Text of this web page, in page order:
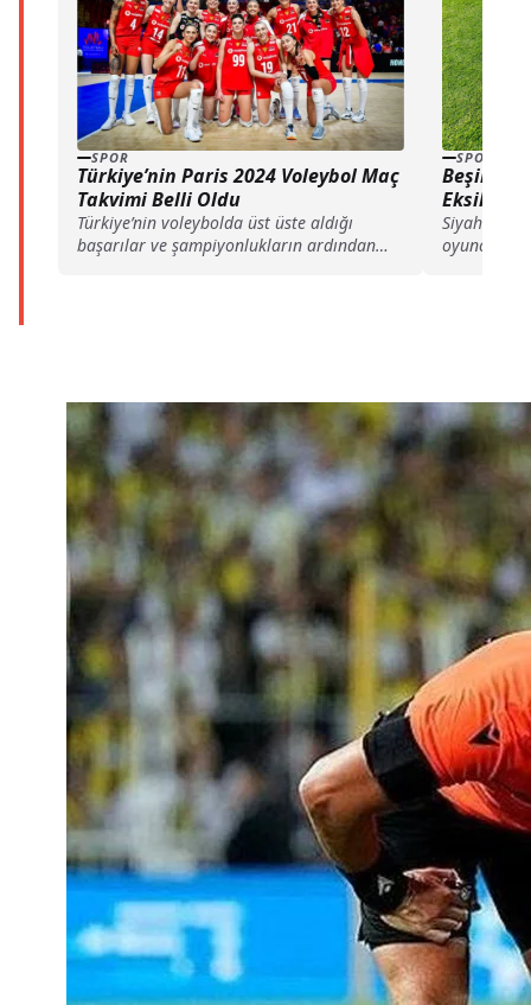
SPOR
Türkiye’nin Paris 2024 Voleybol Maç
Takvimi Belli Oldu
Türkiye’nin voleybolda üst üste aldığı
başarılar ve şampiyonlukların ardından
SPOR
Beşiktaş,
Eksik
Siyah-